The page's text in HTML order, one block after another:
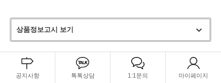
상품정보고시 보기
공지사항 톡톡상담 1:1문의 마이페이지